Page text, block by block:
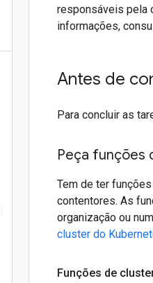
responsáveis pela
informações,
Antes de
Para concluir as
Peça funções
Tem de ter
contentores. As
organização ou
cluster do
Funções de